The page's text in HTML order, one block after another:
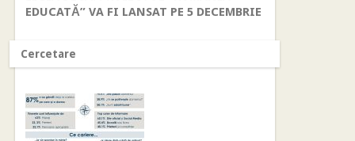
EDUCATĂ” VA FI LANSAT PE 5 DECEMBRIE
Cercetare